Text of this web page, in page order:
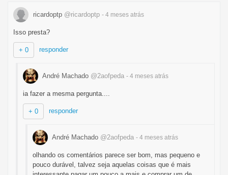
ricardoptp @ricardoptp - 4 meses atrás
Isso presta?
+ 0 responder
André Machado @2aofpeda - 4 meses atrás
ia fazer a mesma pergunta....
+ 0 responder
André Machado @2aofpeda - 4 meses atrás
olhando os comentários parece ser bom, mas pequeno e
pouco durável, talvez seja aquelas coisas que é mais